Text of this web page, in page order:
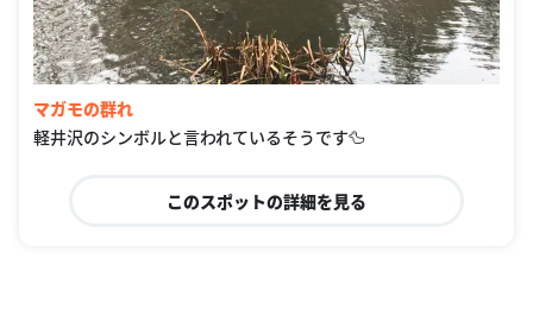
マガモの群れ
軽井沢のシンボルと言われているそうです🦆
このスポットの詳細を見る